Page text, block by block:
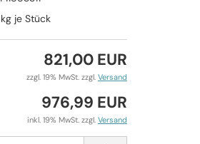
kg je Stück
821,00 EUR
zzgl. 19% MwSt. zzgl. Versand
976,99 EUR
inkl. 19% MwSt. zzgl. Versand